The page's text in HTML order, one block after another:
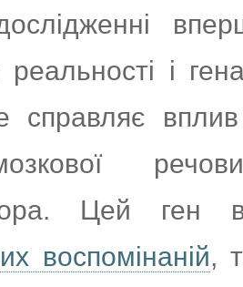
реальності і
справляє
Цей ген
воспомінаній,